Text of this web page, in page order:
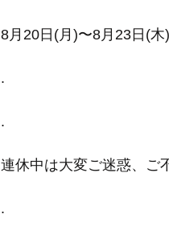
8月20日(月)〜8月23日(木)
.
.
連休中は大変ご迷惑、ご
.